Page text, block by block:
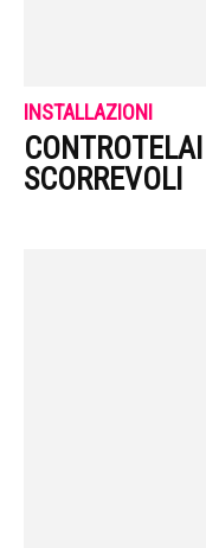
INSTALLAZIONI
SCORREVOLI